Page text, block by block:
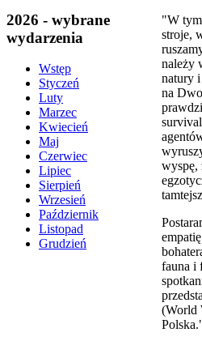
2026 - wybrane
wydarzenia
Wstęp
Styczeń
Luty
Marzec
Kwiecień
Maj
Czerwiec
Lipiec
Sierpień
Wrzesień
Październik
Listopad
Grudzień
"W
stroje,
należy
natury
na
wyspę,
fauna i
(World